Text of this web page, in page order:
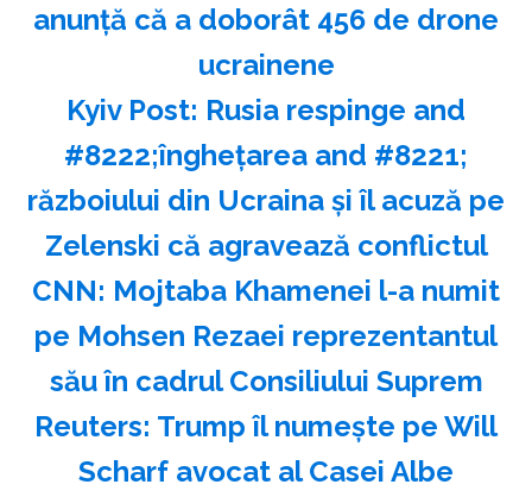
anunţă că a doborât 456 de drone
ucrainene
Kyiv Post: Rusia respinge and
#8222;îngheţarea and #8221;
războiului din Ucraina şi îl acuză pe
Zelenski că agravează conflictul
CNN: Mojtaba Khamenei l-a numit
pe Mohsen Rezaei reprezentantul
său în cadrul Consiliului Suprem
Reuters: Trump îl numeşte pe Will
Scharf avocat al Casei Albe